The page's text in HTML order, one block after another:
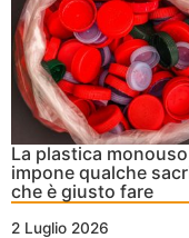
La plastica
impone qualche
che è giusto fare
2 Luglio 2026